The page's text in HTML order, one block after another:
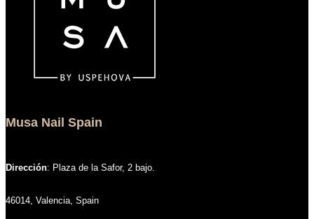
Querrás
Perder
Musa Nail Spain
Dirección: Plaza de la Safor, 2 bajo.
46014, Valencia, Spain